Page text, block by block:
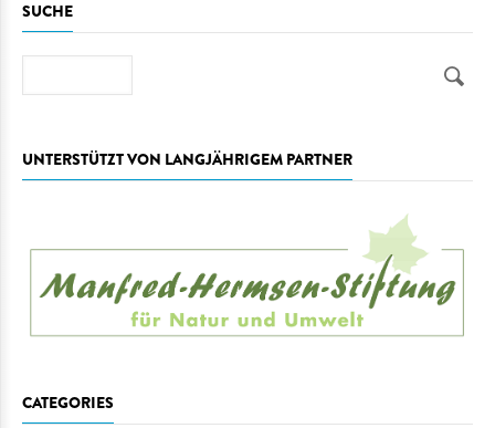
SUCHE
UNTERSTÜTZT VON LANGJÄHRIGEM PARTNER
CATEGORIES